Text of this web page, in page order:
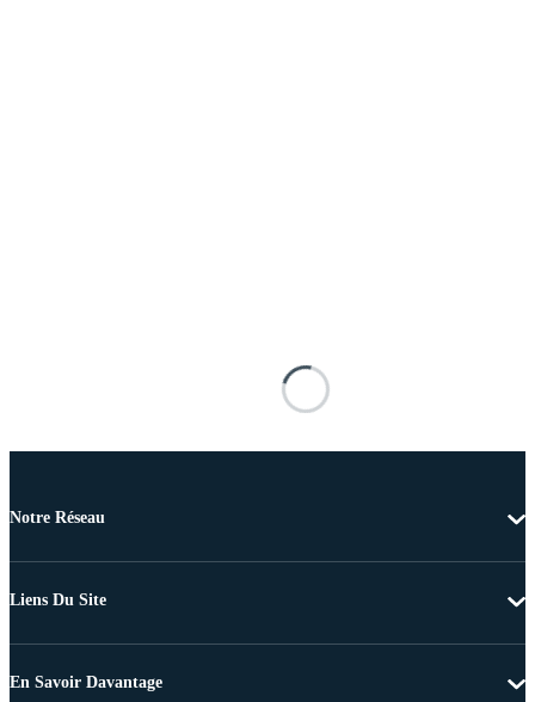
Notre Réseau
Liens Du Site
En Savoir Davantage